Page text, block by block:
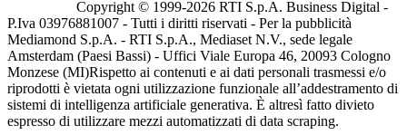
Copyright © 1999-2026 RTI S.p.A. Business Digital -
P.Iva 03976881007 - Tutti i diritti riservati - Per la pubblicità
Mediamond S.p.A. - RTI S.p.A., Mediaset N.V., sede legale
Amsterdam (Paesi Bassi) - Uffici Viale Europa 46, 20093 Cologno
Monzese (MI)Rispetto ai contenuti e ai dati personali trasmessi e/o
riprodotti è vietata ogni utilizzazione funzionale all’addestramento di
sistemi di intelligenza artificiale generativa. È altresì fatto divieto
espresso di utilizzare mezzi automatizzati di data scraping.